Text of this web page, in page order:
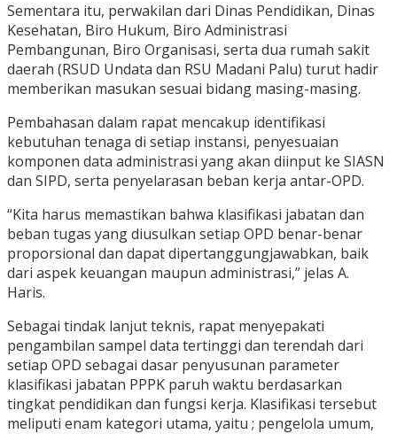
Sementara itu, perwakilan dari Dinas Pendidikan, Dinas
Kesehatan, Biro Hukum, Biro Administrasi
Pembangunan, Biro Organisasi, serta dua rumah sakit
daerah (RSUD Undata dan RSU Madani Palu) turut hadir
memberikan masukan sesuai bidang masing-masing.
Pembahasan dalam rapat mencakup identifikasi
kebutuhan tenaga di setiap instansi, penyesuaian
komponen data administrasi yang akan diinput ke SIASN
dan SIPD, serta penyelarasan beban kerja antar-OPD.
“Kita harus memastikan bahwa klasifikasi jabatan dan
beban tugas yang diusulkan setiap OPD benar-benar
proporsional dan dapat dipertanggungjawabkan, baik
dari aspek keuangan maupun administrasi,” jelas A.
Haris.
Sebagai tindak lanjut teknis, rapat menyepakati
pengambilan sampel data tertinggi dan terendah dari
setiap OPD sebagai dasar penyusunan parameter
klasifikasi jabatan PPPK paruh waktu berdasarkan
tingkat pendidikan dan fungsi kerja. Klasifikasi tersebut
meliputi enam kategori utama, yaitu ; pengelola umum,